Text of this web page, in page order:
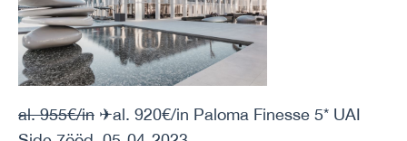
al. 955€/in ✈al. 920€/in Paloma Finesse 5* UAI